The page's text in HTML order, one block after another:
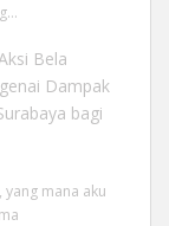
Bela
Dampak
bagi
mana aku